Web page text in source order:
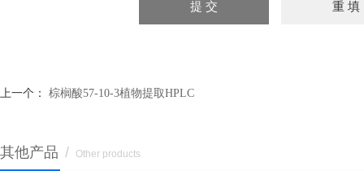
上一个： 棕榈酸57-10-3植物提取HPLC
其他产品 / Other products